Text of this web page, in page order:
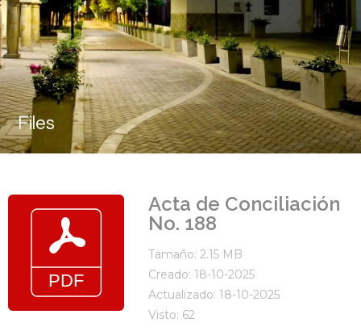
Files
Acta de Conciliación
No. 188
Tamaño: 2.15 MB
Creado: 18-10-2025
Actualizado: 18-10-2025
Visto: 62